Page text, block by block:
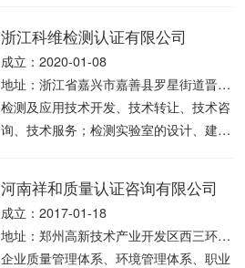
＊
浙江科维检测认证有限公司
成立：2020-01-08
地址：浙江省嘉兴市嘉善县罗星街道晋阳
东路568号科创中心5号楼1层 (住所申报)
检测及应用技术开发、技术转让、技术咨
询、技术服务；检测实验室的设计、建设
校准服务；认证服务；企业认证咨询。
（依法须经批准的项目，经相关部门批准
后方可开展经营活动）
河南祥和质量认证咨询有限公司
成立：2017-01-18
地址：郑州高新技术产业开发区西三环路
279号14幢11层44号
企业质量管理体系、环境管理体系、职业